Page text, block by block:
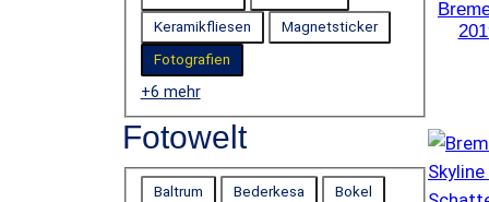
r
i
e
a
f
Keramikfliesen
Magnetsticker
Fotografien
+6 mehr
Fotowelt
Baltrum Bederkesa
Bokel